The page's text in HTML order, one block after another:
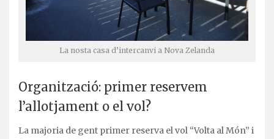
La nosta casa d’intercanvi a Nova Zelanda
Organització: primer reservem
l’allotjament o el vol?
La majoria de gent primer reserva el vol “Volta al Món” i